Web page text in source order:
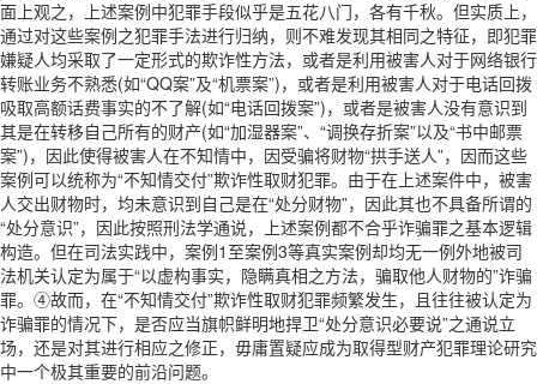
面上观之，上述案例中犯罪手段似乎是五花八门，各有千秋。但实质上，
通过对这些案例之犯罪手法进行归纳，则不难发现其相同之特征，即犯罪
嫌疑人均采取了一定形式的欺诈性方法，或者是利用被害人对于网络银行
转账业务不熟悉(如“QQ案”及“机票案”)，或者是利用被害人对于电话回拨
吸取高额话费事实的不了解(如“电话回拨案”)，或者是被害人没有意识到
其是在转移自己所有的财产(如“加湿器案”、“调换存折案”以及“书中邮票
案”)，因此使得被害人在不知情中，因受骗将财物“拱手送人”，因而这些
案例可以统称为“不知情交付”欺诈性取财犯罪。由于在上述案件中，被害
人交出财物时，均未意识到自己是在“处分财物”，因此其也不具备所谓的
“处分意识”，因此按照刑法学通说，上述案例都不合乎诈骗罪之基本逻辑
构造。但在司法实践中，案例1至案例3等真实案例却均无一例外地被司
法机关认定为属于“以虚构事实，隐瞒真相之方法，骗取他人财物的”诈骗
罪。④故而，在“不知情交付”欺诈性取财犯罪频繁发生，且往往被认定为
诈骗罪的情况下，是否应当旗帜鲜明地捍卫“处分意识必要说”之通说立
场，还是对其进行相应之修正，毋庸置疑应成为取得型财产犯罪理论研究
中一个极其重要的前沿问题。